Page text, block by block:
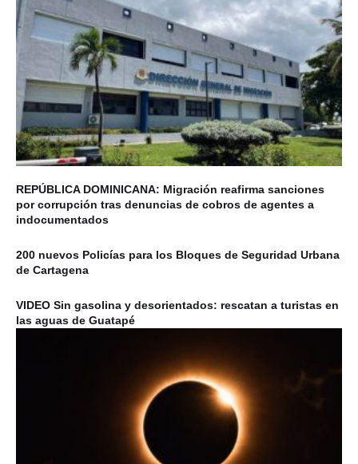
REPÚBLICA DOMINICANA: Migración reafirma sanciones
por corrupción tras denuncias de cobros de agentes a
indocumentados
200 nuevos Policías para los Bloques de Seguridad Urbana
de Cartagena
VIDEO Sin gasolina y desorientados: rescatan a turistas en
las aguas de Guatapé